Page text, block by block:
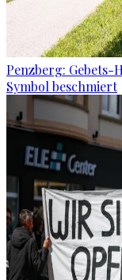
Penzberg:
Symbol beschmiert